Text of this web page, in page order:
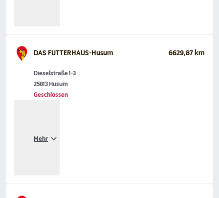
DAS FUTTERHAUS-Husum 6629,87 km
Dieselstraße 1-3
25813 Husum
Geschlossen
Mehr